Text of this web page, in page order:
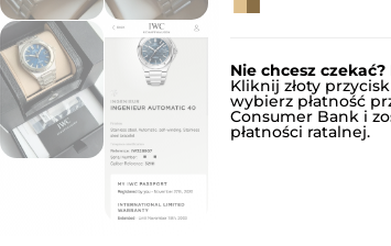
Nie chcesz
Kliknij złoty
wybierz płatność
Consumer Bank i
płatności ratalnej.